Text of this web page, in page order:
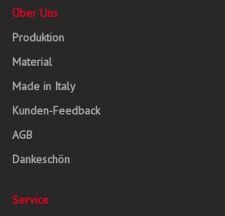
Über Uns
Produktion
Material
Made in Italy
Kunden-Feedback
AGB
Dankeschön
Service